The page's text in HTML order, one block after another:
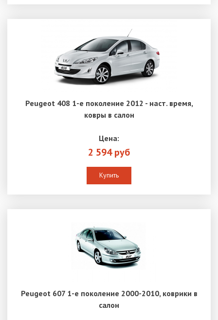
Peugeot 408 1-е поколение 2012 - наст. время,
ковры в салон
Цена:
2 594 руб
Купить
Peugeot 607 1-е поколение 2000-2010, коврики в
салон